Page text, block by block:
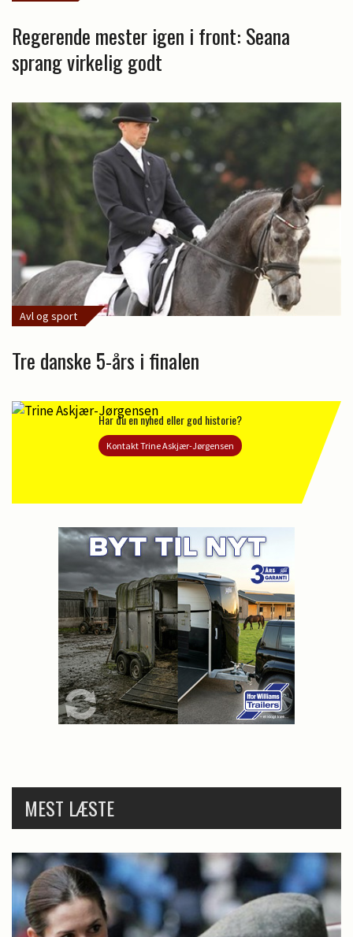
Regerende mester igen i front: Seana
sprang virkelig godt
Avl og sport
Tre danske 5-års i finalen
Har du en nyhed eller god historie?
Kontakt Trine Askjær-Jørgensen
MEST LÆSTE